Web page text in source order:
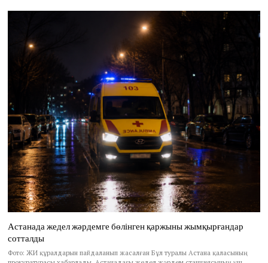
Астанада жедел жәрдемге бөлінген қаржыны жымқырғандар
сотталды
Фото: ЖИ құралдарын пайдаланып жасалған Бұл туралы Астана қаласының